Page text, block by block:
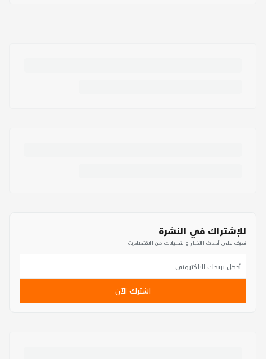
للإشتراك في النشرة
تعرف على أحدث الأخبار والتحليلات من الاقتصادية
اشترك الآن